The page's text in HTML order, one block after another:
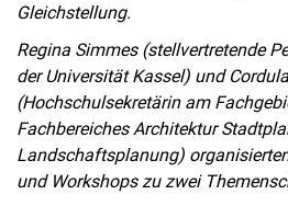
Gleichstellung.
Regina Simmes (stellvertretende
der Universität Kassel) und
(Hochschulsekretärin am
Fachbereiches Architektur
Landschaftsplanung)
und Workshops zu zwei